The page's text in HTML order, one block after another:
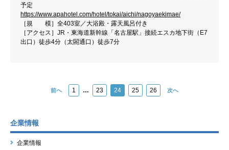
予定
https://www.apahotel.com/hotel/tokai/aichi/nagoyaekimae/
［規 模］全403室／大浴殿・露天風呂付き
［アクセス］JR・東海道新幹線「名古屋駅」接続エスカ地下街（E7
出口）徒歩4分（太閤通口）徒歩7分
前へ 1 … 23 24 25 26 次へ
企業情報
企業情報